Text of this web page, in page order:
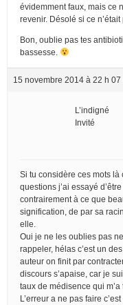
évidemment faux, mais ce
revenir. Désolé si ce
Bon, oublie pas tes
bassesse.
15 novembre 2014 à 22 h 07
L’indigné
Invité
Si tu considère ces mots
questions j’ai essayé
contrairement à ce que
signification, de par sa
elle.
Oui je ne les oublies pas
rappeler, hélas c’est un
auteur on finit par
discours s’apaise, car je
taux de médisence qui m’a
L’erreur a ne pas faire